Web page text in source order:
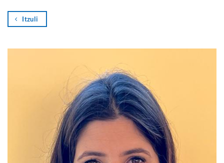
Itzuli